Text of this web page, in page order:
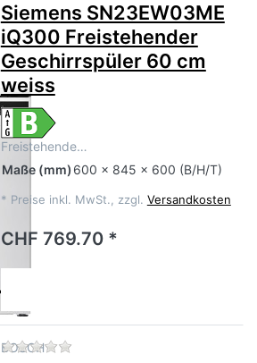
Siemens SN23EW03ME
iQ300 Freistehender
Geschirrspüler 60 cm
weiss
Freistehende…
Maße (mm) 600 x 845 x 600 (B/H/T)
* Preise inkl. MwSt., zzgl. Versandkosten
CHF 769.70 *
BOSCH Zu diesem Produkt liegen